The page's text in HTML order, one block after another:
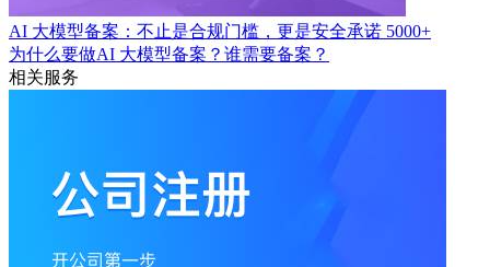
AI 大模型备案：不止是合规门槛，更是安全承诺 5000+
为什么要做AI 大模型备案？谁需要备案？
相关服务